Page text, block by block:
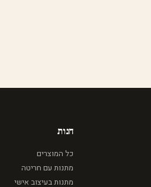
חנות
כל המוצרים
מתנות עם חריטה
מתנות בעיצוב אישי